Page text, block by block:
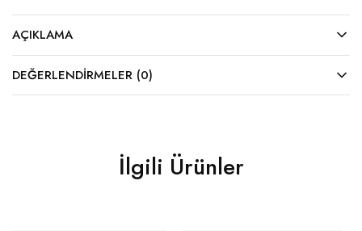
AÇIKLAMA
DEĞERLENDIRMELER (0)
İlgili Ürünler